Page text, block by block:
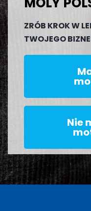
ZRÓB KROK W
TWOJEGO
Nie